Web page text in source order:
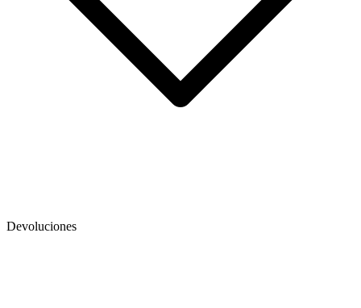
Devoluciones